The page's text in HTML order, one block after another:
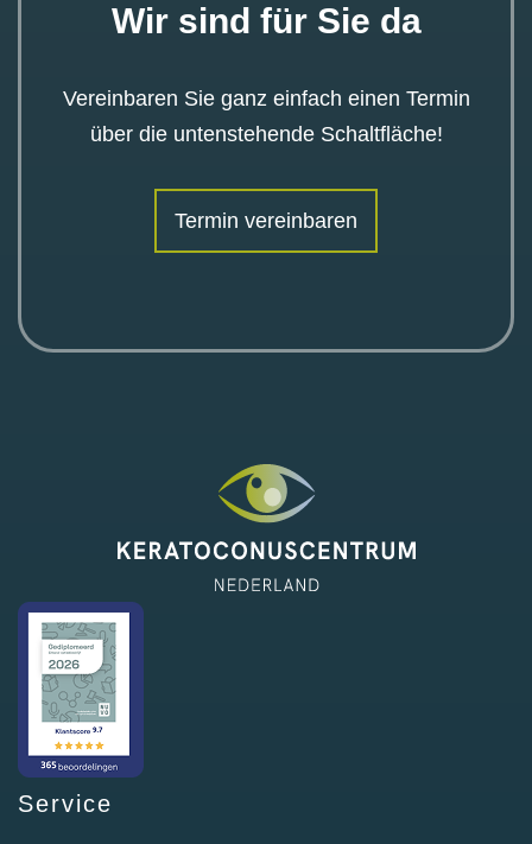
Wir sind für Sie da
Vereinbaren Sie ganz einfach einen Termin
über die untenstehende Schaltfläche!
Termin vereinbaren
Service